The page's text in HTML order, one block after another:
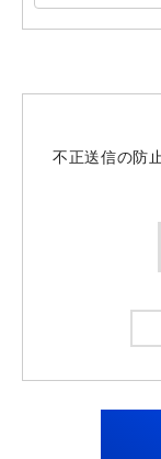
不正送信の防